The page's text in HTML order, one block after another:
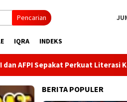
Pencarian
IQRA INDEKS
AFPI Sepakat Perkuat Literasi
BERITA POPULER